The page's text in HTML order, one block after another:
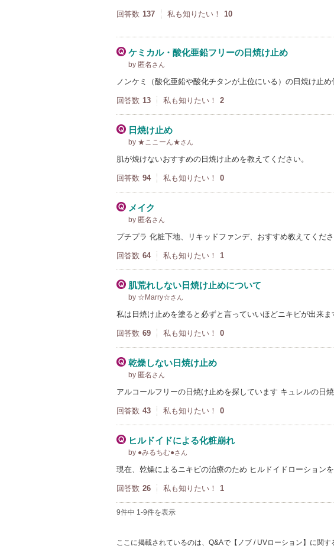
回答数 137 私も知りたい！ 10
ケミカル・酸化亜鉛フリーの日焼け止め
by 匿名 さん
ノンケミ（酸化亜鉛や酸化チタンが上位にいる）の日焼け止
回答数 13 私も知りたい！ 2
日焼け止め
by ★ここーん★さん
肌が焼けないおすすめの日焼け止めを教えてください。
回答数 94 私も知りたい！ 0
メイク
by 匿名 さん
プチプラ 化粧下地、リキッドファンデ、おすすめ教えてくだ
回答数 64 私も知りたい！ 1
肌荒れしない日焼け止めについて
by ☆Marry☆さん
私は日焼け止めを塗ると必ずと言っていいほどニキビが出来
回答数 69 私も知りたい！ 0
乾燥しない日焼け止め
by 匿名 さん
アルコールフリーの日焼け止めを探しています キュレルの日
回答数 43 私も知りたい！ 0
ヒルドイドによる化粧崩れ
by ●みるちむ●さん
現在、乾燥によるニキビの治療のため ヒルドイドローション
回答数 26 私も知りたい！ 1
9件中 1-9件を表示
ここに掲載されているのは、Q&Aで【ノブ / UVローション】に関す